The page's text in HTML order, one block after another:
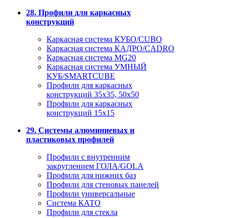
28. Профили для каркасных
конструкций
Каркасная система КУБО/CUBO
Каркасная система КАДРО/CADRO
Каркасная система MG20
Каркасная система УМНЫЙ
КУБ/SMARTCUBE
Профили для каркасных
конструкций 35x35, 50x50
Профили для каркасных
конструкций 15х15
29. Системы алюминиевых и
пластиковых профилей
Профили с внутренним
закруглением ГОЛА/GOLA
Профили для нижних баз
Профили для стеновых панелей
Профили универсальные
Система КАТО
Профили для стекла